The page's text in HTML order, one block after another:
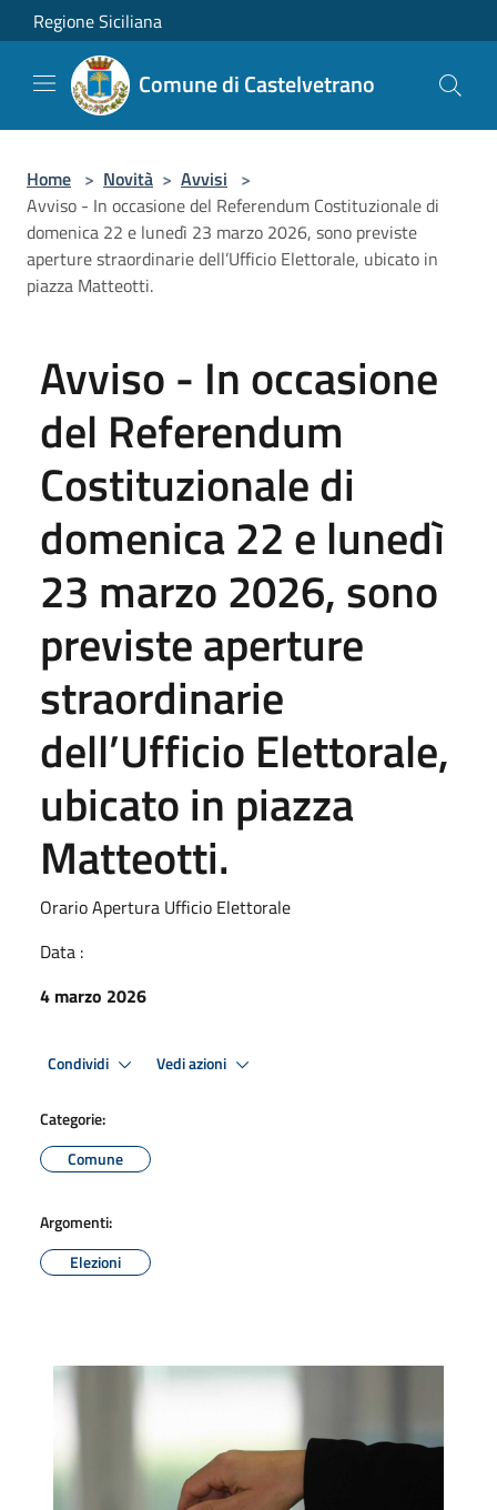
Salta al contenuto principale
Regione Siciliana
Comune di Castelvetrano
Home > Novità > Avvisi >
Avviso - In occasione del Referendum Costituzionale di
domenica 22 e lunedì 23 marzo 2026, sono previste
aperture straordinarie dell’Ufficio Elettorale, ubicato in
piazza Matteotti.
Avviso - In occasione
del Referendum
Costituzionale di
domenica 22 e lunedì
23 marzo 2026, sono
previste aperture
straordinarie
dell’Ufficio Elettorale,
ubicato in piazza
Matteotti.
Orario Apertura Ufficio Elettorale
Data :
4 marzo 2026
Condividi Vedi azioni
Categorie:
Comune
Argomenti:
Elezioni